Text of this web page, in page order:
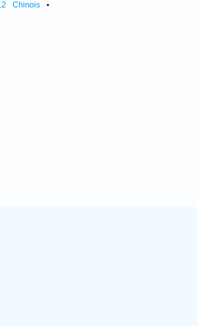
Chinois•